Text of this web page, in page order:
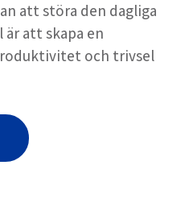
att störa den dagliga
att skapa en
och trivsel